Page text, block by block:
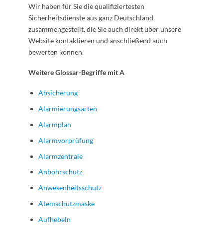
Wir haben für Sie die qualifiziertesten
Sicherheitsdienste aus ganz Deutschland
zusammengestellt, die Sie auch direkt über unsere
Website kontaktieren und anschließend auch
bewerten können.
Weitere Glossar-Begriffe mit A
Absicherung
Alarmierungsarten
Alarmplan
Alarmvorprüfung
Alarmzentrale
Anbohrschutz
Anwesenheitsschutz
Atemschutzmaske
Aufhebeln